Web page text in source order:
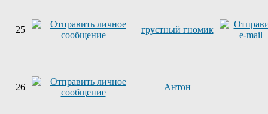
25 грустный гномик
26 Антон